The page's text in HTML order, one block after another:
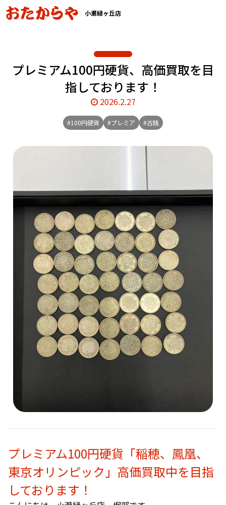
小瀬緑ヶ丘店
プレミアム100円硬貨、高価買取を目
指しております！
2026.2.27
#100円硬貨 #プレミア #古銭
プレミアム100円硬貨「稲穂、鳳凰、
東京オリンピック」高価買取中を目指
しております！